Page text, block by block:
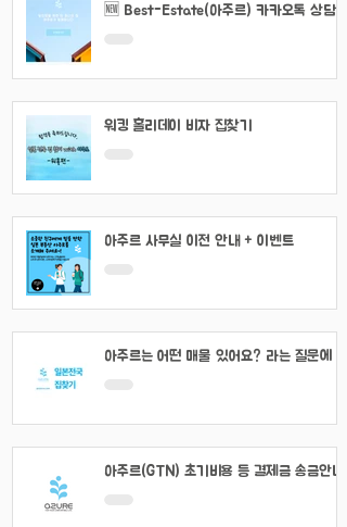
🆕 Best-Estate(아주르) 카카오톡 상담
워킹 홀리데이 비자 집찾기
아주르 사무실 이전 안내 + 이벤트
아주르는 어떤 매물 있어요? 라는 질문에 대
아주르(GTN) 초기비용 등 결제금 송금안내